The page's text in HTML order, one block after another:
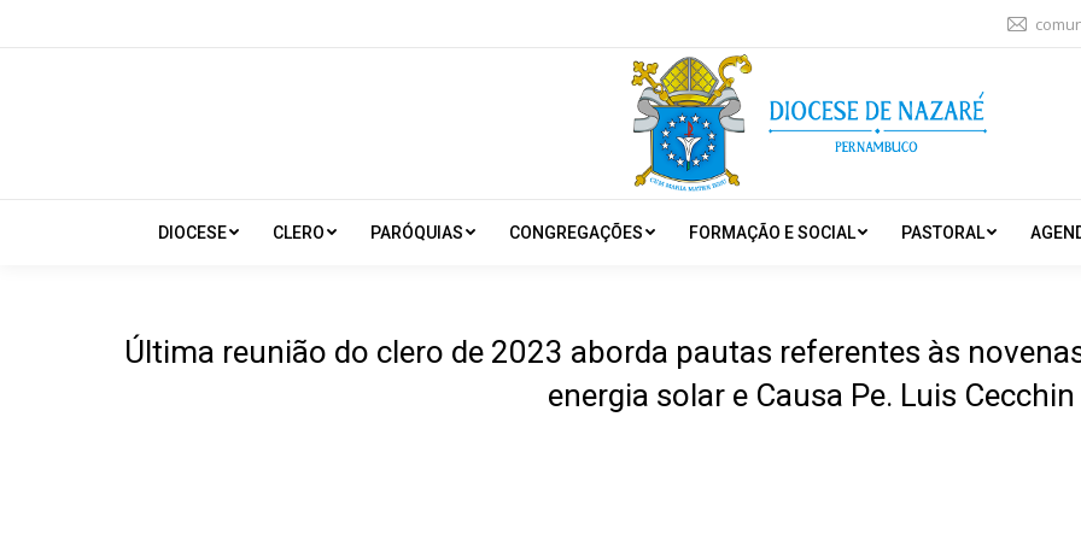
DIOCESE CLERO PARÓQUIAS CONGREGAÇÕES FORMAÇÃO E SOCIAL PASTORAL
Última reunião do clero de 2023 aborda pautas referentes às
energia solar e Causa Pe. Luis Cecchin